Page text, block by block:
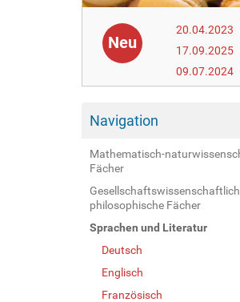
Neu
20.04.2023
17.09.2025
09.07.2024
Navigation
Mathematisch-
Fächer
philosophische Fächer
Sprachen und Literatur
Deutsch
Englisch
Französisch